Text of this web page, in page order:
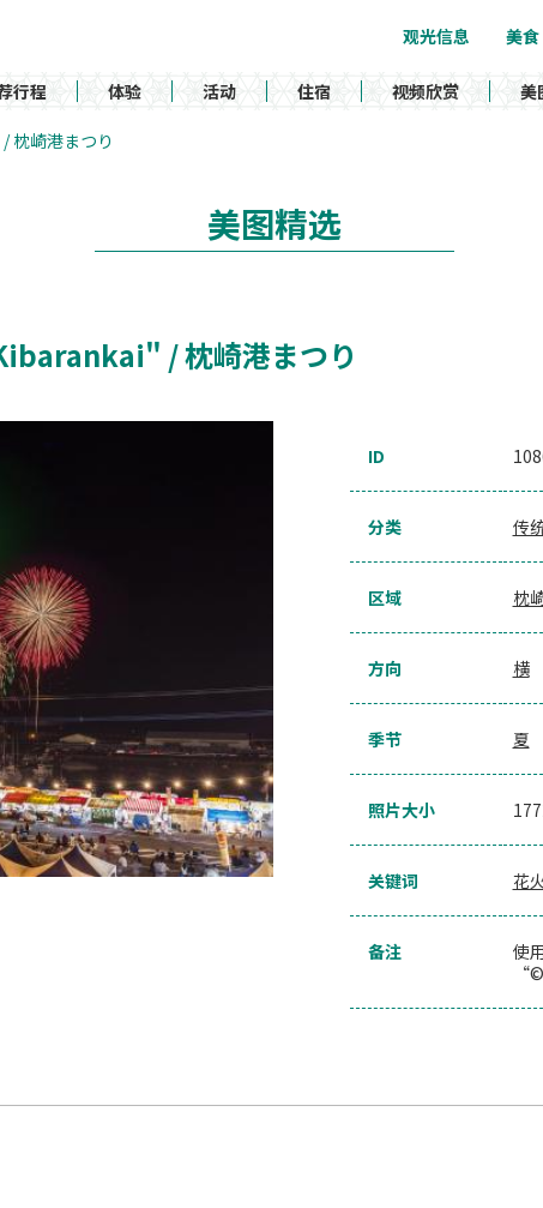
观光信息 美食
行程 体验 活动 住宿 视频欣赏 美
崎港まつり
美图精选
/ 枕崎港まつり
ID
分类 传
区域 枕
方向 横
季节 夏
照片大小
关键词 花
备注
使